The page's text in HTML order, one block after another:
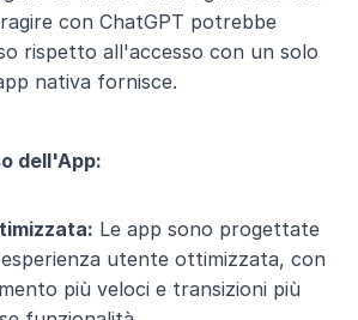
con ChatGPT potrebbe
rispetto all'accesso con un solo
nativa fornisce.
dell'App:
Le app sono progettate
utente ottimizzata, con
più veloci e transizioni più